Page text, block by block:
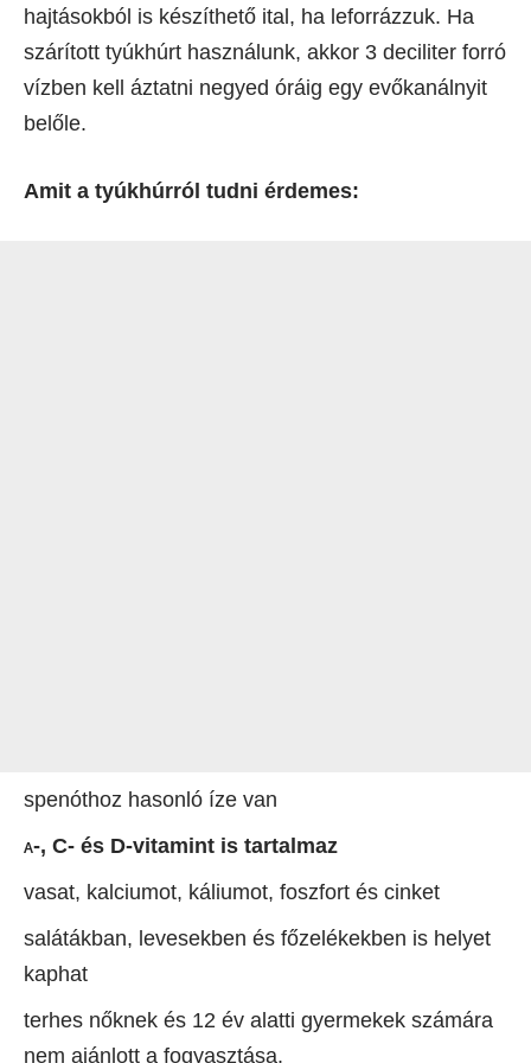
hajtásokból is készíthető ital, ha leforrázzuk. Ha
szárított tyúkhúrt használunk, akkor 3 deciliter forró
vízben kell áztatni negyed óráig egy evőkanálnyit
belőle.
Amit a tyúkhúrról tudni érdemes:
spenóthoz hasonló íze van
A-, C- és D-vitamint is tartalmaz
vasat, kalciumot, káliumot, foszfort és cinket
salátákban, levesekben és főzelékekben is helyet
kaphat
terhes nőknek és 12 év alatti gyermekek számára
nem ajánlott a fogyasztása.